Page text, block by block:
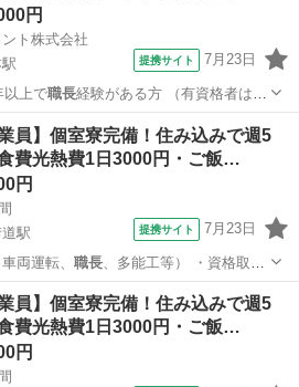
円
ト株式会社
提携サイト 7月23日
1年以上で職長経験がある方 （有資格者は交
その他
員】個室寮完備！住み込みで週5
費光熱費1日3000円・ご飯…
円
駅
提携サイト 7月23日
両運転、 職長、多能工等） ・資格取得
大工
員】個室寮完備！住み込みで週5
費光熱費1日3000円・ご飯…
円